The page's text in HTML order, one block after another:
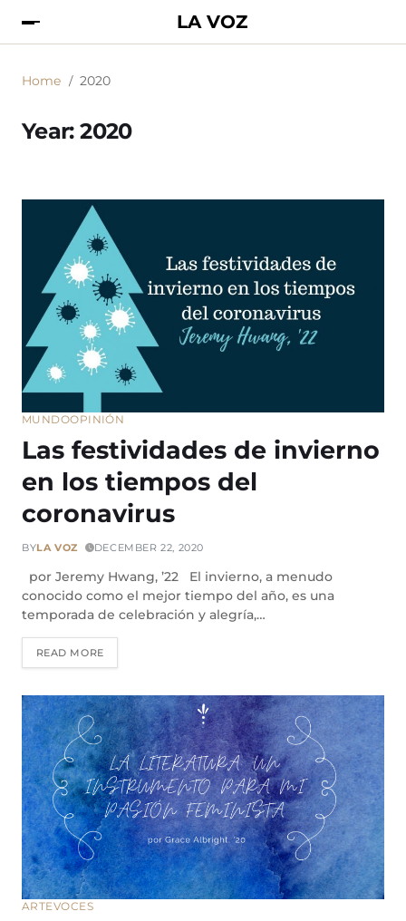
LA VOZ
Home 2020
Year:2020
MUNDOOPINIÓN
Las festividades de invierno
en los tiempos del
coronavirus
BYLA VOZ DECEMBER 22, 2020
por Jeremy Hwang, ’22 El invierno, a menudo
conocido como el mejor tiempo del año, es una
temporada de celebración y alegría,…
READ MORE
ARTEVOCES